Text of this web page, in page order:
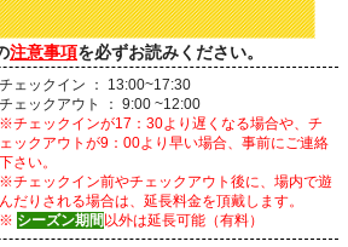
注意事項を必ずお読みください。
チェックイン ： 13:00~17:30
チェックアウト ： 9:00 ~12:00
※チェックインが17：30より遅くなる場合や、チ
ェックアウトが9：00より早い場合、事前にご連絡
下さい。
※チェックイン前やチェックアウト後に、場内で遊
んだりされる場合は、延長料金を頂戴します。
※ シーズン期間 以外は延長可能（有料）